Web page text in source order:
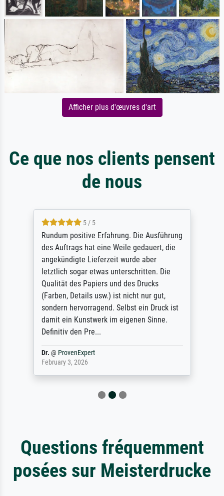
Afficher plus d'œuvres d'art
Ce que nos clients pensent
de nous
5 / 5
Rundum positive Erfahrung. Die Ausführung
des Auftrags hat eine Weile gedauert, die
angekündigte Lieferzeit wurde aber
letztlich sogar etwas unterschritten. Die
Qualität des Papiers und des Drucks
(Farben, Details usw.) ist nicht nur gut,
sondern hervorragend. Selbst ein Druck ist
damit ein Kunstwerk im eigenen Sinne.
Definitiv den Pre...
Dr. @ ProvenExpert
February 3, 2026
Questions fréquemment
posées sur Meisterdrucke